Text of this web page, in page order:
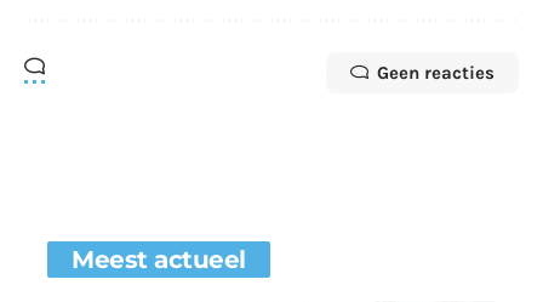
Geen reacties
Meest actueel